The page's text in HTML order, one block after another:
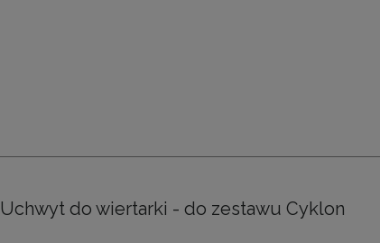
Uchwyt do wiertarki - do zestawu Cyklon